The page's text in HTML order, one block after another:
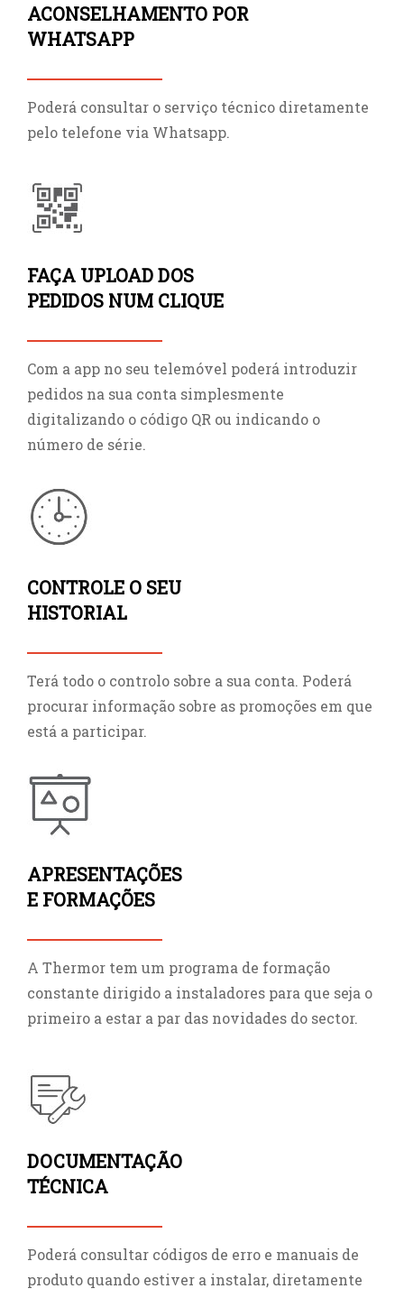
ACONSELHAMENTO POR
WHATSAPP
Poderá consultar o serviço técnico diretamente
pelo telefone via Whatsapp.
FAÇA UPLOAD DOS
PEDIDOS NUM CLIQUE
Com a app no seu telemóvel poderá introduzir
pedidos na sua conta simplesmente
digitalizando o código QR ou indicando o
número de série.
CONTROLE O SEU
HISTORIAL
Terá todo o controlo sobre a sua conta. Poderá
procurar informação sobre as promoções em que
está a participar.
APRESENTAÇÕES
E FORMAÇÕES
A Thermor tem um programa de formação
constante dirigido a instaladores para que seja o
primeiro a estar a par das novidades do sector.
DOCUMENTAÇÃO
TÉCNICA
Poderá consultar códigos de erro e manuais de
produto quando estiver a instalar, diretamente